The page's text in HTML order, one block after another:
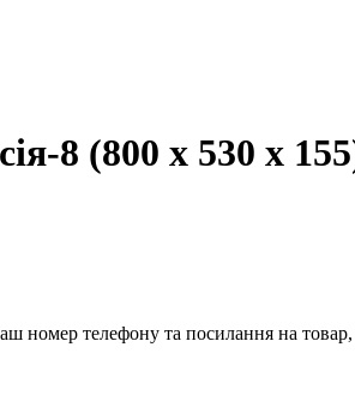
8 (800 х 530 х
номер телефону та посилання на